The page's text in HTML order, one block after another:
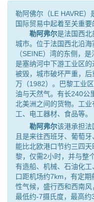
勒阿佛尔（LE HAVRE
国际贸易中起着至关重要
勒阿弗尔是法国西北
城市。位于法国西北沿
（SEINE）湾的东侧，
是塞纳河中下游工业区
被毁，城市破坏严重，
万（1982）。巴黎工业
油与天然气。有长240公
北美洲之间的货物。工
工、电工器材、食品
勒阿弗尔该港承担法
且是来往西班牙、葡萄
能比北欧港口节约三四
黎，仅需2小时，并与整
有造船、机械、石油化
口距机场约7km，有定
性气候，盛行西和西南
最低约-7摄氏度，最高